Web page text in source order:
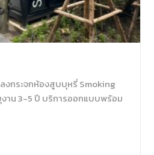
กระจกห้องสูบบุหรี่ Smoking
าน 3-5 ปี บริการออกแบบพร้อม